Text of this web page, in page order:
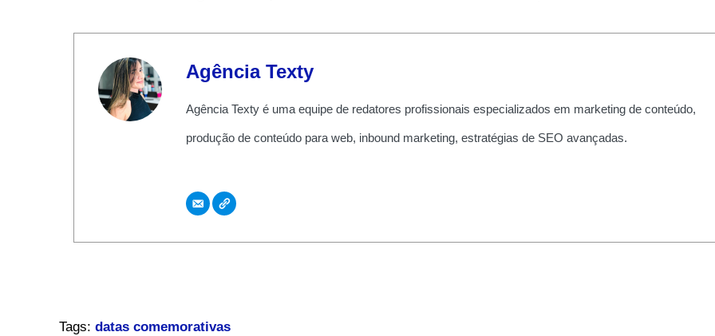
Agência Texty
Agência Texty é uma equipe de redatores profissionais especializados em marketing de conteúdo,
produção de conteúdo para web, inbound marketing, estratégias de SEO avançadas.
Tags: datas comemorativas